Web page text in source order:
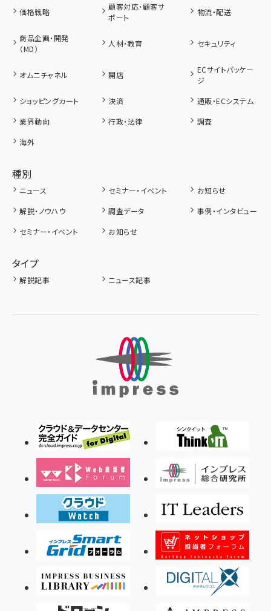
価格戦略
顧客対応・顧客サ
ポート
物流・配送
商品企画・開発
（MD）
人材・教育 セキュリティ
オムニチャネル 開店
ECサイトパッケー
ジ
ショッピングカート
決済
通販・ECシステム
業界動向
行政・法律
調査
海外
種別
ニュース セミナー・イベント
お知らせ
解説・ノウハウ
調査データ
事例・インタビュー
セミナー・イベント
お知らせ
タイプ
解説記事 ニュース記事